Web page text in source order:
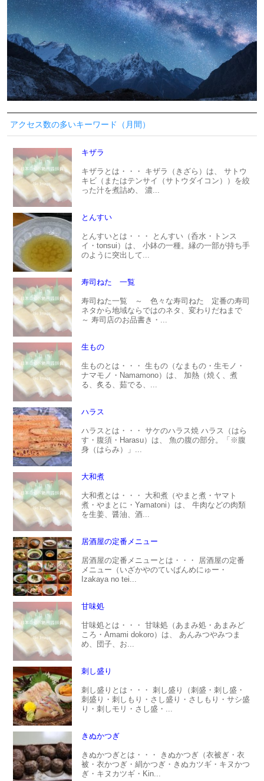
アクセス数の多いキーワード（月間）
キザラ
キザラとは・・・ キザラ（きざら）は、 サトウ
キビ（またはテンサイ（サトウダイコン））を絞
った汁を煮詰め、 濃...
とんすい
とんすいとは・・・ とんすい（呑水・トンス
イ・tonsui）は、 小鉢の一種。縁の一部が持ち手
のように突出して...
寿司ねた 一覧
寿司ねた一覧 ～ 色々な寿司ねた 定番の寿司
ネタから地域ならではのネタ、変わりだねまで
～ 寿司店のお品書き・...
生もの
生ものとは・・・ 生もの（なまもの・生モノ・
ナマモノ・Namamono）は、 加熱（焼く、煮
る、炙る、茹でる、...
ハラス
ハラスとは・・・ サケのハラス焼 ハラス（はら
す・腹須・Harasu）は、 魚の腹の部分。「※腹
身（はらみ）」...
大和煮
大和煮とは・・・ 大和煮（やまと煮・ヤマト
煮・やまとに・Yamatoni）は、 牛肉などの肉類
を生姜、醤油、酒...
居酒屋の定番メニュー
居酒屋の定番メニューとは・・・ 居酒屋の定番
メニュー（いざかやのていばんめにゅー・
Izakaya no tei...
甘味処
甘味処とは・・・ 甘味処（あまみ処・あまみど
ころ・Amami dokoro）は、 あんみつやみつま
め、団子、お...
刺し盛り
刺し盛りとは・・・ 刺し盛り（刺盛・刺し盛・
刺盛り・刺しもり・さし盛り・さしもり・サシ盛
り・刺しモリ・さし盛・...
きぬかつぎ
きぬかつぎとは・・・ きぬかつぎ（衣被ぎ・衣
被・衣かつぎ・絹かつぎ・きぬカツギ・キヌかつ
ぎ・キヌカツギ・Kin...